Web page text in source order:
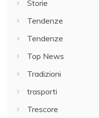
Storie
Tendenze
Tendenze
Top News
Tradizioni
trasporti
Trescore